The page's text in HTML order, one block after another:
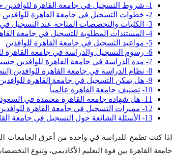
1- شروط التسجيل في جامعة القاهرة للوافدين حسب المرحلة الدراسية
2- خطوات التسجيل في جامعة القاهرة للوافدين بسهولة
3- الكليات والتخصصات المتاحة عند التسجيل في جامعة القاهرة للوافدين
4- المستندات المطلوبة للتسجيل في جامعة القاهرة للوافدين
5- مواعيد التسجيل في جامعة القاهرة للوافدين
6- رسوم التسجيل والدراسة في جامعة القاهرة للوافدين
7- مدة الدراسة في جامعة القاهرة للوافدين حسب البرنامج
8- نظام الدراسة في جامعة القاهرة للوافدين (انتظام / برامج خاصة)
9- هل يمكن التسجيل في جامعة القاهرة للوافدين بدون حضور؟
10- تصنيف جامعة القاهرة عالمياً
11- هل شهادة جامعة القاهرة معتمدة في السعودية؟
12- مميزات التسجيل في جامعة القاهرة للوافدين عبر Edugate
13- الأسئلة الشائعة حول التسجيل في جامعة القاهرة للوافدين
إذا كنت تطمح للدراسة في واحدة من أعرق الجامعات
جامعة القاهرة بين قوة التعليم الأكاديمي، وتنوع